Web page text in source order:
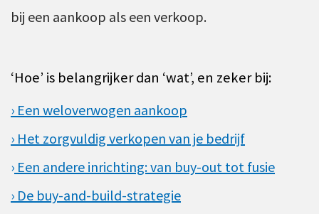
bij een aankoop als een verkoop.
‘Hoe’ is belangrijker dan ‘wat’, en zeker bij:
› Een weloverwogen aankoop
› Het zorgvuldig verkopen van je bedrijf
› Een andere inrichting: van buy-out tot fusie
› De buy-and-build-strategie